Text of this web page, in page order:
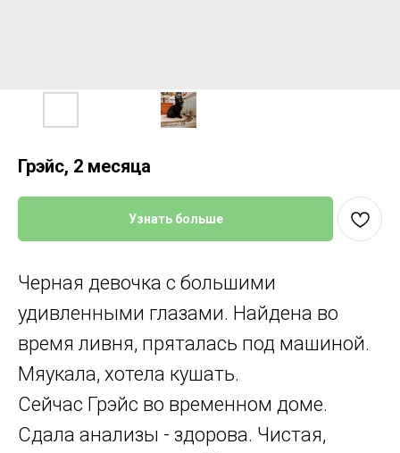
Грэйс, 2 месяца
Узнать больше
Черная девочка с большими
удивленными глазами. Найдена во
время ливня, пряталась под машиной.
Мяукала, хотела кушать.
Сейчас Грэйс во временном доме.
Сдала анализы - здорова. Чистая,